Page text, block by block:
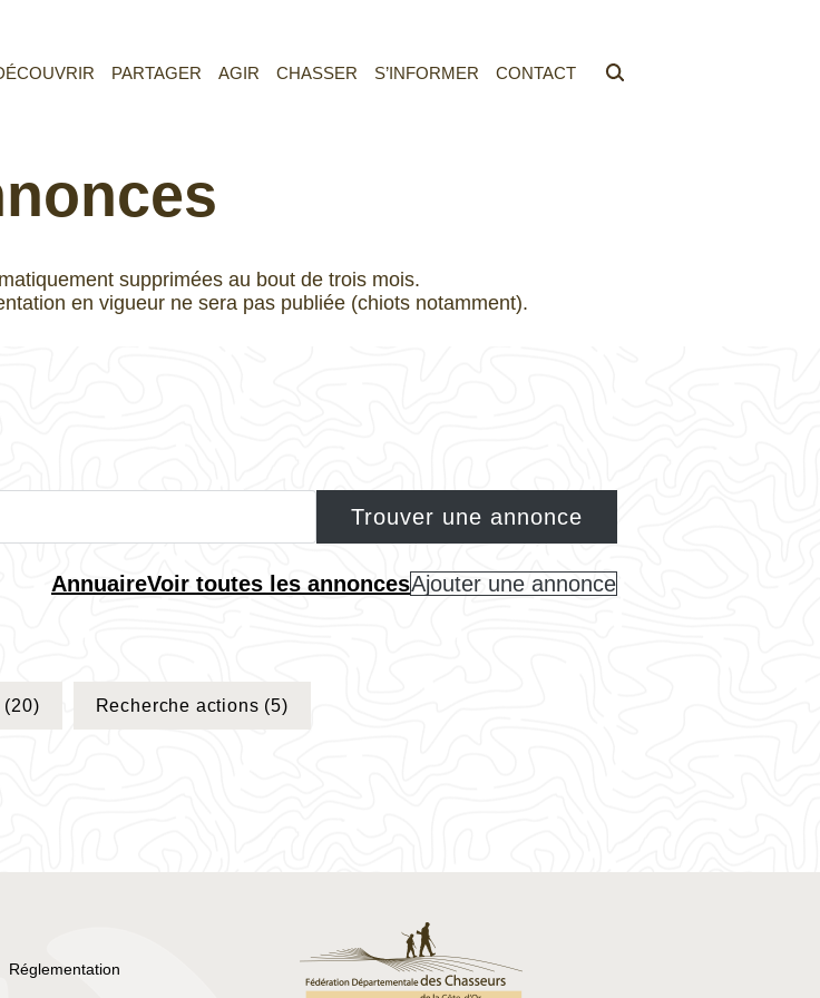
PARTAGER AGIR CHASSER S’INFORMER CONTACT
supprimées au bout de trois mois.
en vigueur ne sera pas publiée (chiots notamment).
AnnuaireVoir toutes les annoncesAjouter une annonce
(20) Recherche actions (5)
Réglementation